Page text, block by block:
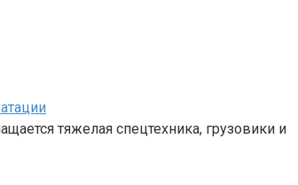
тяжелая спецтехника, грузовики и